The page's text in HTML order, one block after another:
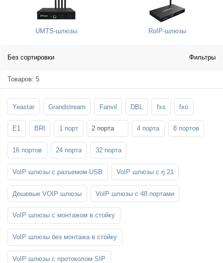
UMTS-шлюзы RoIP-шлюзы
Без сортировки Фильтры
Товаров: 5
Yeastar Grandstream Fanvil DBL fxs fxo
E1 BRI 1 порт 2 порта 4 порта 8 портов
16 портов 24 порта 32 порта
VoIP шлюзы с разъемом USB VoIP шлюзы с rj 21
Дешевые VOIP шлюзы VoIP шлюзы с 48 портами
VoIP шлюзы с монтажом в стойку
VoIP шлюзы без монтажа в стойку
VoIP шлюзы с протоколом SIP
Стойки и крепления для панелей и
телевизоров
Шахтные телефоны
SFP-модули
3G/4G LTE и ADSL модемы
Мобильные телефоны